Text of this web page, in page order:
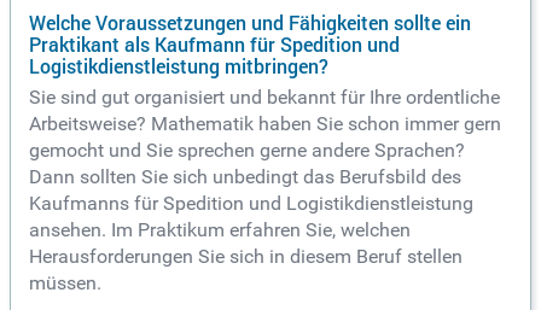
Welche Voraussetzungen und Fähigkeiten sollte ein
Praktikant als Kaufmann für Spedition und
Logistikdienstleistung mitbringen?
Sie sind gut organisiert und bekannt für Ihre ordentliche
Arbeitsweise? Mathematik haben Sie schon immer gern
gemocht und Sie sprechen gerne andere Sprachen?
Dann sollten Sie sich unbedingt das Berufsbild des
Kaufmanns für Spedition und Logistikdienstleistung
ansehen. Im Praktikum erfahren Sie, welchen
Herausforderungen Sie sich in diesem Beruf stellen
müssen.